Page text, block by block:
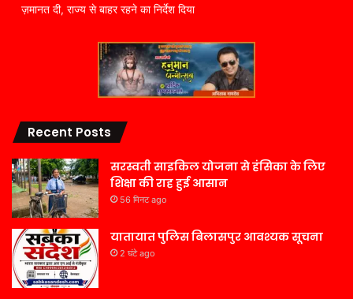
ज़मानत दी, राज्य से बाहर रहने का निर्देश दिया
Recent Posts
सरस्वती साइकिल योजना से हंसिका के लिए
शिक्षा की राह हुई आसान
56 मिनट ago
यातायात पुलिस बिलासपुर आवश्यक सूचना
2 घंटे ago